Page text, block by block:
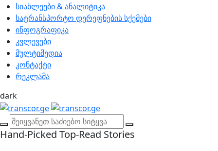
სიახლეები & ანალიტიკა
სატრანსპორტო დერეფნების სქემები
ინფოგრაფიკა
კვლევები
მულტიმედია
კონტაქტი
რეკლამა
dark
Hand-Picked Top-Read Stories